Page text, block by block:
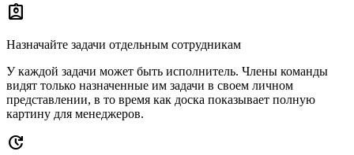
assignment_ind
Назначайте задачи отдельным сотрудникам
У каждой задачи может быть исполнитель. Члены команды
видят только назначенные им задачи в своем личном
представлении, в то время как доска показывает полную
картину для менеджеров.
update